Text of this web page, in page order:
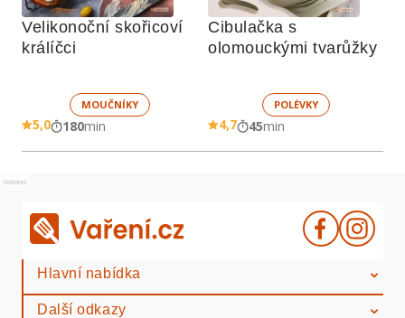
Velikonoční skořicoví
MOUČNÍKY
5,0 180min
Cibulačka s
olomouckými tvarůžky
POLÉVKY
4,7 45min
Reklama
Hlavní nabídka
Další odkazy